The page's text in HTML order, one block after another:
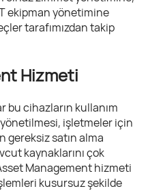
ekipman yönetimine
tarafımızdan takip
Hizmeti
bu cihazların kullanım
işletmeler için
gereksiz satın alma
kaynaklarını çok
Management hizmeti
kusursuz şekilde